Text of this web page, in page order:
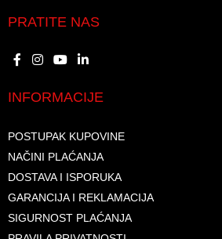
PRATITE NAS
INFORMACIJE
POSTUPAK KUPOVINE
NAČINI PLAĆANJA
DOSTAVA I ISPORUKA
GARANCIJA I REKLAMACIJA
SIGURNOST PLAĆANJA